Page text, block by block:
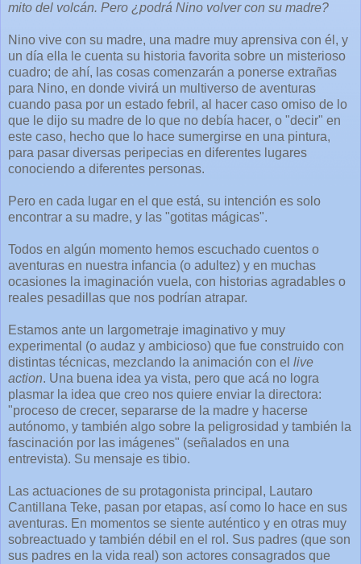
mito del volcán. Pero ¿podrá Nino volver con su madre?
Nino vive con su madre, una madre muy aprensiva con él, y
un día ella le cuenta su historia favorita sobre un misterioso
cuadro; de ahí, las cosas comenzarán a ponerse extrañas
para Nino, en donde vivirá un multiverso de aventuras
cuando pasa por un estado febril, al hacer caso omiso de lo
que le dijo su madre de lo que no debía hacer, o "decir" en
este caso, hecho que lo hace sumergirse en una pintura,
para pasar diversas peripecias en diferentes lugares
conociendo a diferentes personas.
Pero en cada lugar en el que está, su intención es solo
encontrar a su madre, y las "gotitas mágicas".
Todos en algún momento hemos escuchado cuentos o
aventuras en nuestra infancia (o adultez) y en muchas
ocasiones la imaginación vuela, con historias agradables o
reales pesadillas que nos podrían atrapar.
Estamos ante un largometraje imaginativo y muy
experimental (o audaz y ambicioso) que fue construido con
distintas técnicas, mezclando la animación con el live
action. Una buena idea ya vista, pero que acá no logra
plasmar la idea que creo nos quiere enviar la directora:
"proceso de crecer, separarse de la madre y hacerse
autónomo, y también algo sobre la peligrosidad y también la
fascinación por las imágenes" (señalados en una
entrevista). Su mensaje es tibio.
Las actuaciones de su protagonista principal, Lautaro
Cantillana Teke, pasan por etapas, así como lo hace en sus
aventuras. En momentos se siente auténtico y en otras muy
sobreactuado y también débil en el rol. Sus padres (que son
sus padres en la vida real) son actores consagrados que